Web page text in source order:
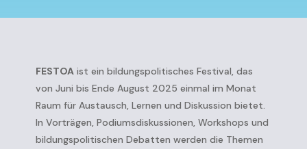
FESTOA ist ein bildungspolitisches Festival, das
von Juni bis Ende August 2025 einmal im Monat
Raum für Austausch, Lernen und Diskussion bietet.
In Vorträgen, Podiumsdiskussionen, Workshops und
bildungspolitischen Debatten werden die Themen